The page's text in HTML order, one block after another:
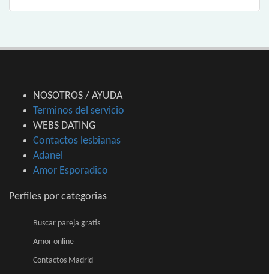
NOSOTROS / AYUDA
Terminos del servicio
WEBS DATING
Contactos lesbianas
Adanel
Amor Esporadico
Perfiles por categorias
Buscar pareja gratis
Amor online
Contactos Madrid